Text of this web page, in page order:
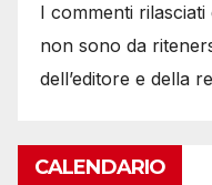
I commenti
non sono da
dell’editore e della
CALENDARIO